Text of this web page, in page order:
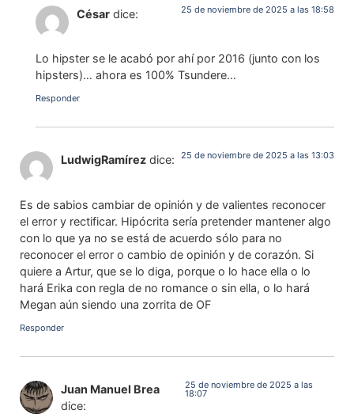
César dice: 25 de noviembre de 2025 a las 18:58
Lo hipster se le acabó por ahí por 2016 (junto con los
hipsters)… ahora es 100% Tsundere…
Responder
LudwigRamírez dice: 25 de noviembre de 2025 a las 13:03
Es de sabios cambiar de opinión y de valientes reconocer
el error y rectificar. Hipócrita sería pretender mantener algo
con lo que ya no se está de acuerdo sólo para no
reconocer el error o cambio de opinión y de corazón. Si
quiere a Artur, que se lo diga, porque o lo hace ella o lo
hará Erika con regla de no romance o sin ella, o lo hará
Megan aún siendo una zorrita de OF
Responder
Juan Manuel Brea
dice:
25 de noviembre de 2025 a las
18:07